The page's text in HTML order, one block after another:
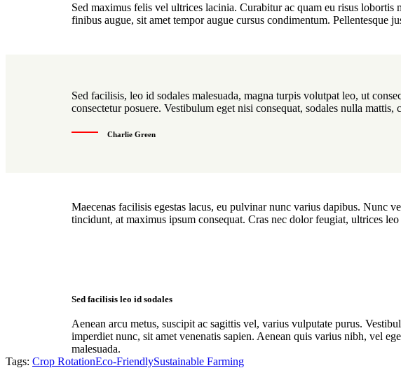
Sed maximus felis vel ultrices lacinia. Curabitur ac quam eu risus lobortis
finibus augue, sit amet tempor augue cursus condimentum. Pellentesque
Sed facilisis, leo id sodales malesuada, magna turpis volutpat leo, ut
consectetur posuere. Vestibulum eget nisi consequat, sodales nulla
Charlie Green
Maecenas facilisis egestas lacus, eu pulvinar nunc varius dapibus.
tincidunt, at maximus ipsum consequat. Cras nec dolor feugiat, ultrices
Sed facilisis leo id sodales
Aenean arcu metus, suscipit ac sagittis vel, varius vulputate purus.
imperdiet nunc, sit amet venenatis sapien. Aenean quis varius nibh, vel
malesuada.
Tags: Crop RotationEco-FriendlySustainable Farming